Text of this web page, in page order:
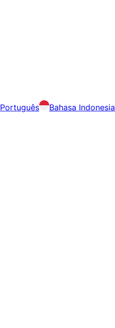
Português Bahasa Indonesia